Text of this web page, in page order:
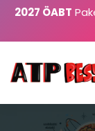
2027 ÖABT